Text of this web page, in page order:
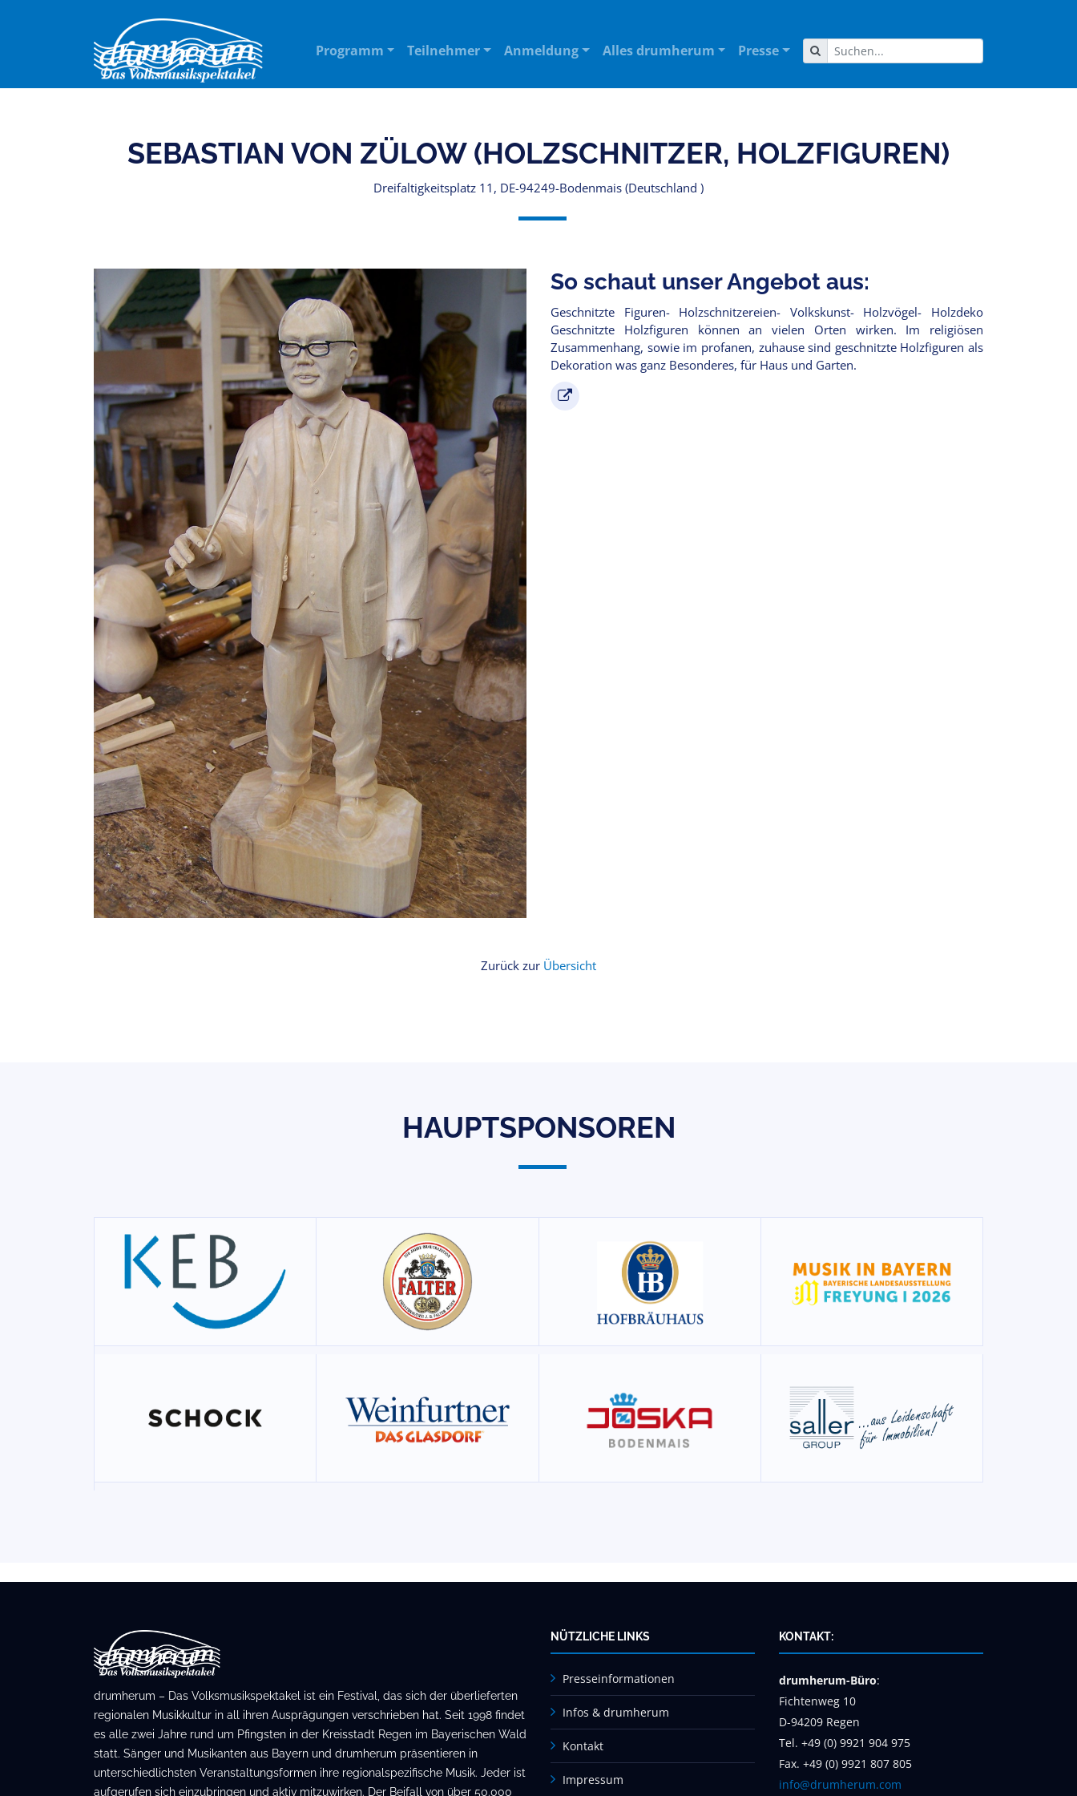
Programm Teilnehmer Anmeldung Alles drumherum Presse
SEBASTIAN VON ZÜLOW (HOLZSCHNITZER, HOLZFIGUREN)
Dreifaltigkeitsplatz 11, DE-94249-Bodenmais (Deutschland )
So schaut unser Angebot aus:
Geschnitzte Figuren- Holzschnitzereien- Volkskunst- Holzvögel- Holzdeko
Geschnitzte Holzfiguren können an vielen Orten wirken. Im religiösen
Zusammenhang, sowie im profanen, zuhause sind geschnitzte Holzfiguren als
Dekoration was ganz Besonderes, für Haus und Garten.
Zurück zur Übersicht
HAUPTSPONSOREN
drumherum – Das Volksmusikspektakel ist ein Festival, das sich der überlieferten
regionalen Musikkultur in all ihren Ausprägungen verschrieben hat. Seit 1998 findet
es alle zwei Jahre rund um Pfingsten in der Kreisstadt Regen im Bayerischen Wald
statt. Sänger und Musikanten aus Bayern und drumherum präsentieren in
unterschiedlichsten Veranstaltungsformen ihre regionalspezifische Musik. Jeder ist
aufgerufen sich einzubringen und aktiv mitzuwirken. Der Beifall von über 50.000
NÜTZLICHE LINKS
Presseinformationen
Infos & drumherum
Kontakt
Impressum
KONTAKT:
drumherum-Büro:
Fichtenweg 10
D-94209 Regen
Tel. +49 (0) 9921 904 975
Fax. +49 (0) 9921 807 805
info@drumherum.com